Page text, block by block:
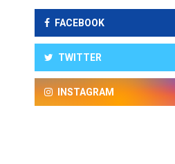
FACEBOOK
TWITTER
INSTAGRAM